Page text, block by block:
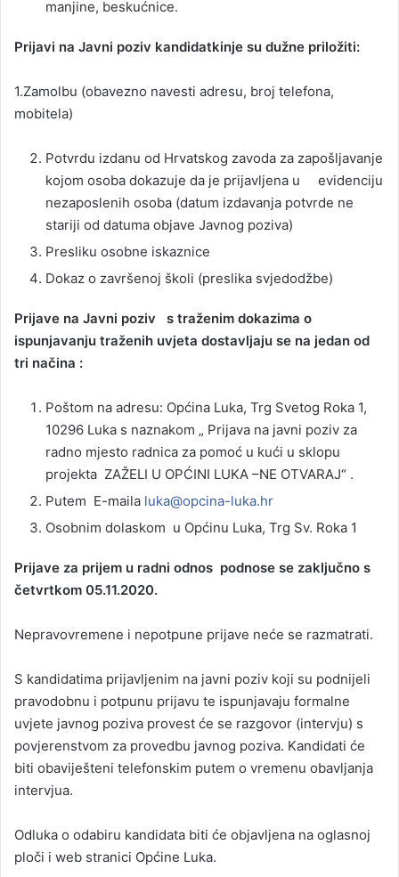
manjine, beskućnice.
Prijavi na Javni poziv kandidatkinje su dužne priložiti:
1.Zamolbu (obavezno navesti adresu, broj telefona,
mobitela)
Potvrdu izdanu od Hrvatskog zavoda za zapošljavanje
kojom osoba dokazuje da je prijavljena u evidenciju
nezaposlenih osoba (datum izdavanja potvrde ne
stariji od datuma objave Javnog poziva)
Presliku osobne iskaznice
Dokaz o završenoj školi (preslika svjedodžbe)
Prijave na Javni poziv s traženim dokazima o
ispunjavanju traženih uvjeta dostavljaju se na jedan od
tri načina :
Poštom na adresu: Općina Luka, Trg Svetog Roka 1,
10296 Luka s naznakom „ Prijava na javni poziv za
radno mjesto radnica za pomoć u kući u sklopu
projekta ZAŽELI U OPĆINI LUKA –NE OTVARAJ“ .
Putem E-maila luka@opcina-luka.hr
Osobnim dolaskom u Općinu Luka, Trg Sv. Roka 1
Prijave za prijem u radni odnos podnose se zaključno s
četvrtkom 05.11.2020.
Nepravovremene i nepotpune prijave neće se razmatrati.
S kandidatima prijavljenim na javni poziv koji su podnijeli
pravodobnu i potpunu prijavu te ispunjavaju formalne
uvjete javnog poziva provest će se razgovor (intervju) s
povjerenstvom za provedbu javnog poziva. Kandidati će
biti obaviješteni telefonskim putem o vremenu obavljanja
intervjua.
Odluka o odabiru kandidata biti će objavljena na oglasnoj
ploči i web stranici Općine Luka.